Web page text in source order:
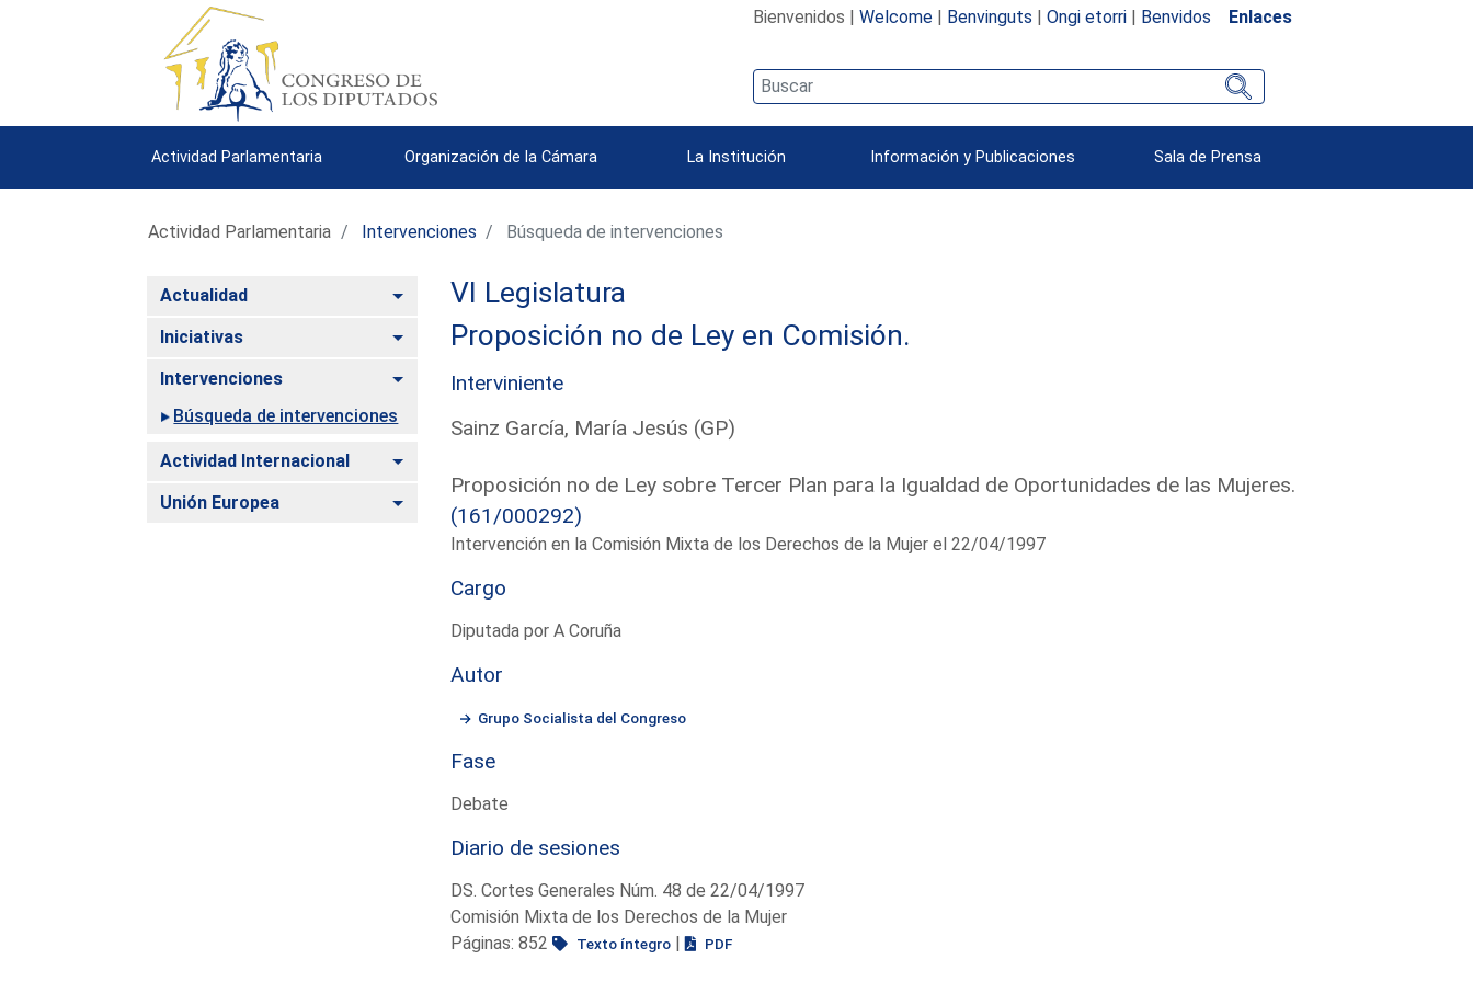
Bienvenidos | Welcome| Benvinguts | Ongi etorri| Benvidos Enlaces
Actividad Parlamentaria Organización de la Cámara La Institución Información y Publicaciones Sala de Prensa
Actividad Parlamentaria Intervenciones Búsqueda de intervenciones
Actualidad Alternar
Iniciativas Alternar
Intervenciones
Alternar
Búsqueda de intervenciones
Actividad Internacional Alternar
Unión Europea Alternar
VI Legislatura
Proposición no de Ley en Comisión.
Interviniente
Sainz García, María Jesús (GP)
Proposición no de Ley sobre Tercer Plan para la Igualdad de Oportunidades de las Mujeres.
(161/000292)
Intervención en la Comisión Mixta de los Derechos de la Mujer el 22/04/1997
Cargo
Diputada por A Coruña
Autor
Grupo Socialista del Congreso
Fase
Debate
Diario de sesiones
DS. Cortes Generales Núm. 48 de 22/04/1997
Comisión Mixta de los Derechos de la Mujer
Páginas: 852
Texto íntegro| PDF